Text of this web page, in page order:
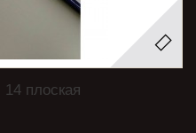
плоская